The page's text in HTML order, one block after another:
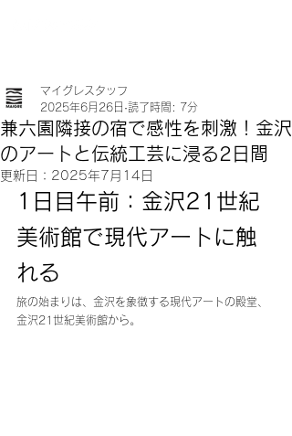
兼六園隣接の宿で感性を刺激！金沢
のアートと伝統工芸に浸る2日間
マイグレスタッフ
2025年6月26日 読了時間: 7分
更新日： 2025年7月14日
1日目午前：金沢21世紀
美術館で現代アートに触
れる
旅の始まりは、金沢を象徴する現代アートの殿堂、
金沢21世紀美術館から。